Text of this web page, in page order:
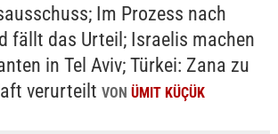
Im Prozess nach
fällt das Urteil; Israelis machen
in Tel Aviv; Türkei: Zana zu
verurteilt VON ÜMIT KÜÇÜK